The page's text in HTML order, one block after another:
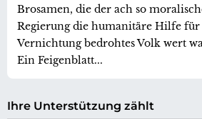
Brosamen, die der ach so
Regierung die humanitäre Hilfe
Vernichtung bedrohtes Volk wert
Ein Feigenblatt...
Ihre Unterstützung zählt